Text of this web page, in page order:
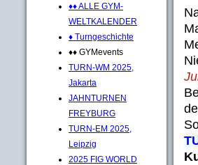
♦♦ ALLE GYM-
WELTKALENDER
♦ Turngeschichte
♦♦ GYMevents
TURN-WM 2025,
Jakarta
JAHNTURNEN
FREYBURG
TURN-EM 2025,
Leipzig
2025 FIG WORLD